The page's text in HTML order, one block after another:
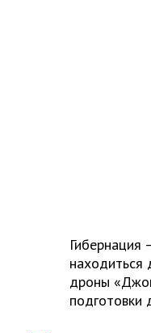
Гибернация
находиться
дроны
подготовки